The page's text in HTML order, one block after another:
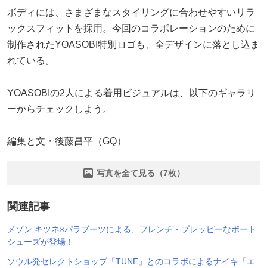
ボディには、さまざまなスタイリングに合わせやすいリラ
ックスフィットを採用。今回のコラボレーションのために
制作されたYOASOBI特別ロゴも、全デザインに落とし込ま
れている。
YOASOBIの2人による着用ビジュアルは、以下のギャラリ
ーからチェックしよう。
編集と文・後藤昌平（GQ）
写真を全て見る（7枚）
関連記事
メゾン キツネ×パラブーツによる、フレンチ・プレッピーなボート
シューズが登場！
ソウル発セレクトショップ「TUNE」とのコラボによるナイキ「エ